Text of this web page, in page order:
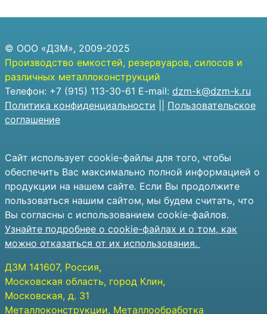
© ООО «ДЗМ», 2009-2025
Производство емкостей, резервуаров, силосов и
различных металлоконструкций
Телефон: +7 (915) 113-30-61 E-mail: dzm-k@dzm-k.ru
Политика конфиденциальности
Пользовательское
соглашение
Сайт использует cookie-файлы для того, чтобы
обеспечить Вас максимально полной информацией о
продукции на нашем сайте. Если Вы продолжите
пользоваться нашим сайтом, мы будем считать, что
Вы согласны с использованием cookie-файлов.
Узнайте подробнее о cookie-файлах и о том, как
можно отказаться от их использования.
ДЗМ 141607, Россия,
Московская область, город Клин,
Московская, д. 31
Металлоконструкции, Металлообработка